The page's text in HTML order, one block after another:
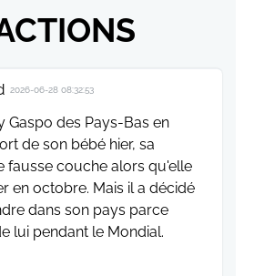
2026-06-28 08:32:53
Gaspo des Pays-Bas en
de son bébé hier, sa
fausse couche alors qu'elle
en octobre. Mais il a décidé
dans son pays parce
lui pendant le Mondial.